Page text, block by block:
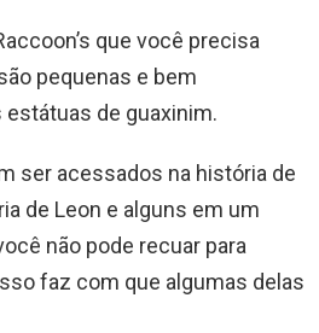
que você precisa
pequenas e bem
de guaxinim.
ser acessados na história de
de Leon e alguns em um
não pode recuar para
faz com que algumas delas